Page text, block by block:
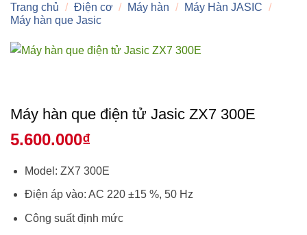
Trang chủ / Điện cơ / Máy hàn / Máy Hàn JASIC /
Máy hàn que Jasic
Máy hàn que điện tử Jasic ZX7 300E
5.600.000₫
Model: ZX7 300E
Điện áp vào: AC 220 ±15 %, 50 Hz
Công suất định mức